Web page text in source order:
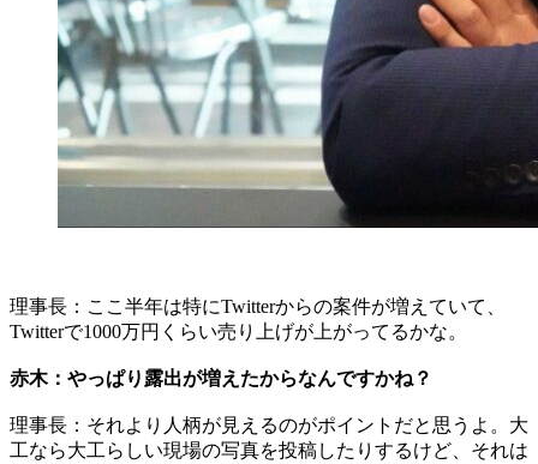
理事長：ここ半年は特にTwitterからの案件が増えていて、
Twitterで1000万円くらい売り上げが上がってるかな。
赤木：やっぱり露出が増えたからなんですかね？
理事長：それより人柄が見えるのがポイントだと思うよ。大
工なら大工らしい現場の写真を投稿したりするけど、それは